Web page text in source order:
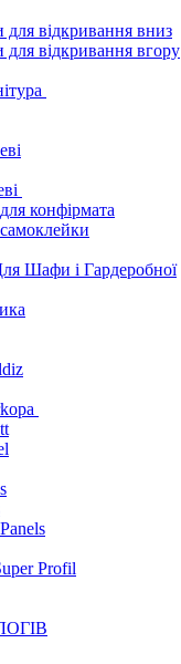
для відкривання вниз
для відкривання вгору
конфірмата
Шафи і Гардеробної
Profil